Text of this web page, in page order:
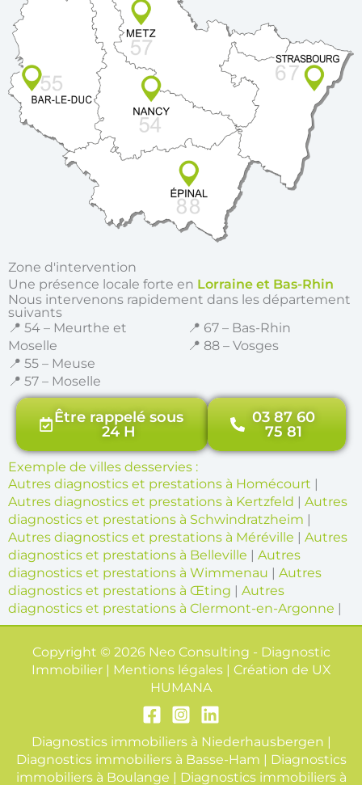
Zone d'intervention
Une présence locale forte en Lorraine et Bas-Rhin
Nous intervenons rapidement dans les département
suivants
📍 54 – Meurthe et
Moselle
📍 55 – Meuse
📍 57 – Moselle
📍 67 – Bas-Rhin
📍 88 – Vosges
Être rappelé sous
24 H
03 87 60
75 81
Exemple de villes desservies :
Autres diagnostics et prestations à Homécourt |
Autres diagnostics et prestations à Kertzfeld | Autres
diagnostics et prestations à Schwindratzheim |
Autres diagnostics et prestations à Méréville | Autres
diagnostics et prestations à Belleville | Autres
diagnostics et prestations à Wimmenau | Autres
diagnostics et prestations à Œting | Autres
diagnostics et prestations à Clermont-en-Argonne |
Copyright © 2026 Neo Consulting - Diagnostic
Immobilier | Mentions légales | Création de UX
HUMANA
Diagnostics immobiliers à Niederhausbergen |
Diagnostics immobiliers à Basse-Ham | Diagnostics
immobiliers à Boulange | Diagnostics immobiliers à